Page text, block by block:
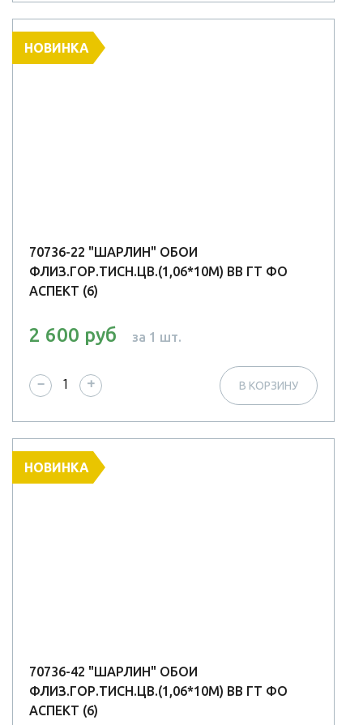
НОВИНКА
70736-22 "ШАРЛИН" ОБОИ
ФЛИЗ.ГОР.ТИСН.ЦВ.(1,06*10М) ВВ ГТ ФО
АСПЕКТ (6)
2 600 руб за 1 шт.
− + В КОРЗИНУ
НОВИНКА
70736-42 "ШАРЛИН" ОБОИ
ФЛИЗ.ГОР.ТИСН.ЦВ.(1,06*10М) ВВ ГТ ФО
АСПЕКТ (6)